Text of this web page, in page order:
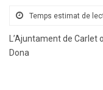
Temps estimat de
L’Ajuntament de
Dona